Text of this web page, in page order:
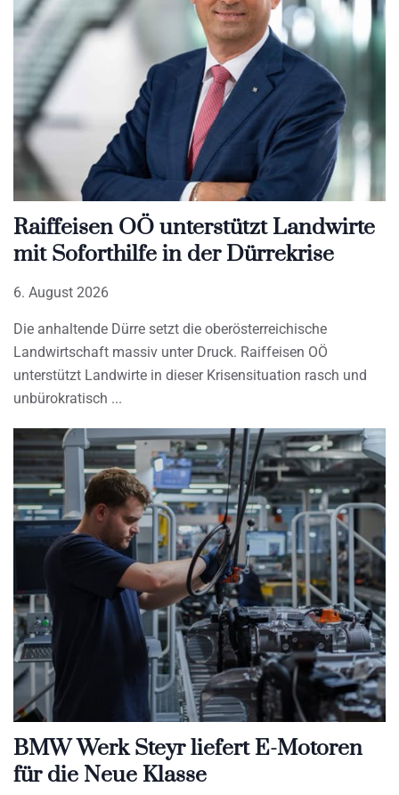
Raiffeisen OÖ unterstützt Landwirte
mit Soforthilfe in der Dürrekrise
6. August 2026
Die anhaltende Dürre setzt die oberösterreichische
Landwirtschaft massiv unter Druck. Raiffeisen OÖ
unterstützt Landwirte in dieser Krisensituation rasch und
unbürokratisch
BMW Werk Steyr liefert E-Motoren
für die Neue Klasse